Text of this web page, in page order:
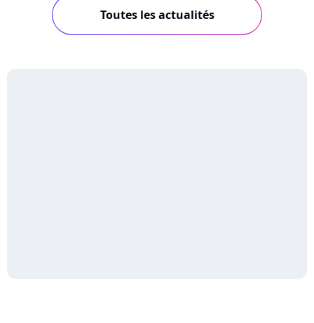
Toutes les actualités